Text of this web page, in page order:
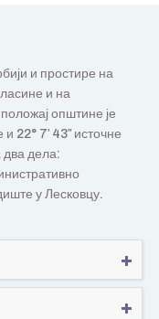
и простире на
и на
општине је
22° 7′ 43″ источне
два дела:
у Лесковцу.